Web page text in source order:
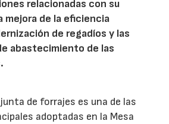
relacionadas con su
mejora de la eficiencia
de regadíos y las
abastecimiento de las
de forrajes es una de las
adoptadas en la Mesa